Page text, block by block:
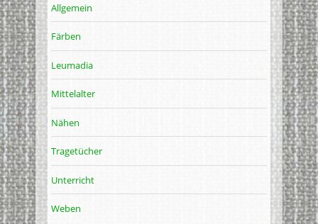
Allgemein
Färben
Leumadia
Mittelalter
Nähen
Tragetücher
Unterricht
Weben